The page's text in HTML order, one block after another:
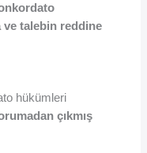
ve talebin reddine
hükümleri
çıkmış